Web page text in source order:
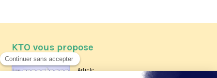
KTO vous propose
Article